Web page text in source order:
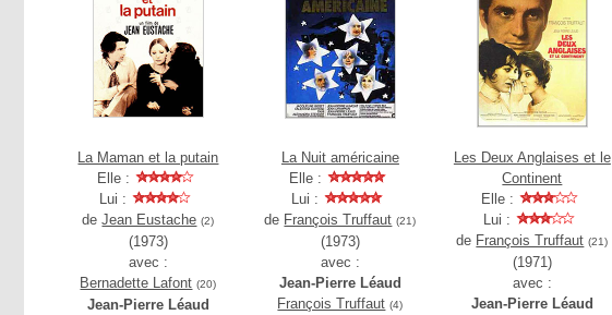
La Maman et la putain
Elle :
Lui :
deJean Eustache (2)
(1973)
avec :
Bernadette Lafont (20)
Jean-Pierre Léaud
La Nuit américaine
Elle :
Lui :
de François Truffaut (21)
(1973)
avec :
Jean-Pierre Léaud
François Truffaut (4)
Les Deux Anglaises et le
Continent
Elle :
Lui :
de François Truffaut (21)
(1971)
avec :
Jean-Pierre Léaud